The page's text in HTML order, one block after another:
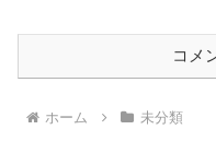
コメ
ホーム 未分類